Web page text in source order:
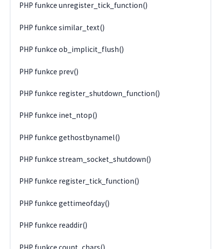
PHP funkce unregister_tick_function()
PHP funkce similar_text()
PHP funkce ob_implicit_flush()
PHP funkce prev()
PHP funkce register_shutdown_function()
PHP funkce inet_ntop()
PHP funkce gethostbynamel()
PHP funkce stream_socket_shutdown()
PHP funkce register_tick_function()
PHP funkce gettimeofday()
PHP funkce readdir()
PHP funkce count_chars()